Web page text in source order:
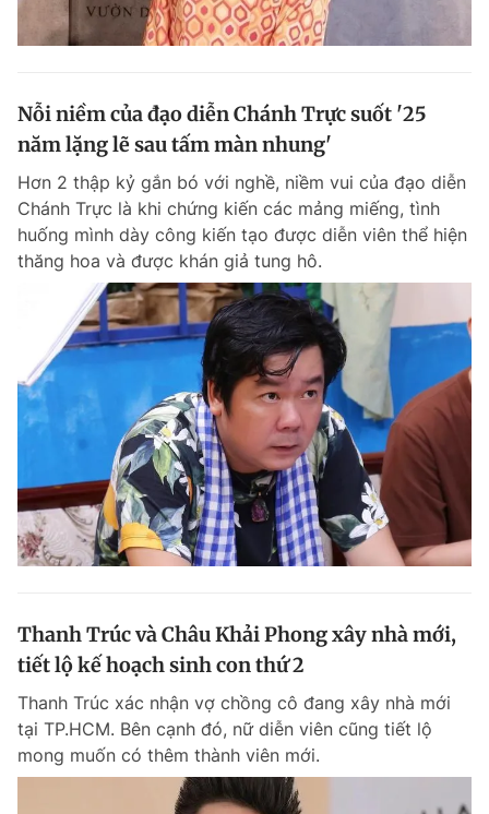
Nỗi niềm của đạo diễn Chánh Trực suốt '25
năm lặng lẽ sau tấm màn nhung'
Hơn 2 thập kỷ gắn bó với nghề, niềm vui của đạo diễn
Chánh Trực là khi chứng kiến các mảng miếng, tình
huống mình dày công kiến tạo được diễn viên thể hiện
thăng hoa và được khán giả tung hô.
Thanh Trúc và Châu Khải Phong xây nhà mới,
tiết lộ kế hoạch sinh con thứ 2
Thanh Trúc xác nhận vợ chồng cô đang xây nhà mới
tại TP.HCM. Bên cạnh đó, nữ diễn viên cũng tiết lộ
mong muốn có thêm thành viên mới.